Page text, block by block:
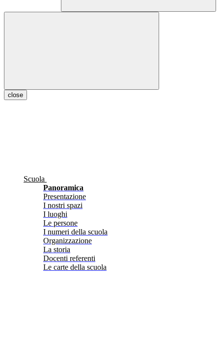
close
Scuola
Panoramica
Presentazione
I nostri spazi
I luoghi
Le persone
I numeri della scuola
Organizzazione
La storia
Docenti referenti
Le carte della scuola